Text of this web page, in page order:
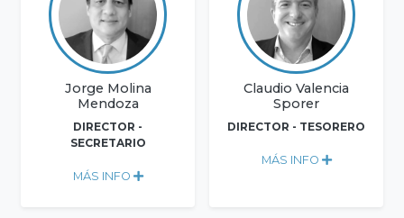
Jorge Molina
Mendoza
DIRECTOR -
SECRETARIO
MÁS INFO
Claudio Valencia
Sporer
DIRECTOR - TESORERO
MÁS INFO